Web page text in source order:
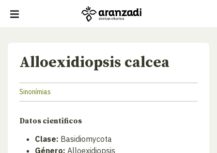
Alloexidiopsis calcea
Sinonímias
Datos cientificos
Clase: Basidiomycota
Género: Alloexidiopsis